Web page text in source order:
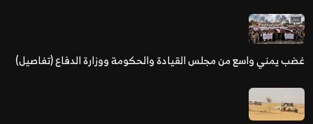
غضب يمني واسع من مجلس القيادة والحكومة ووزارة الدفاع (تفاصيل)